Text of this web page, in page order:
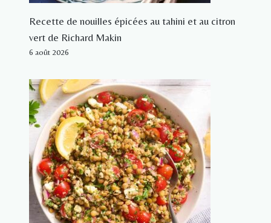
Recette de nouilles épicées au tahini et au citron
vert de Richard Makin
6 août 2026